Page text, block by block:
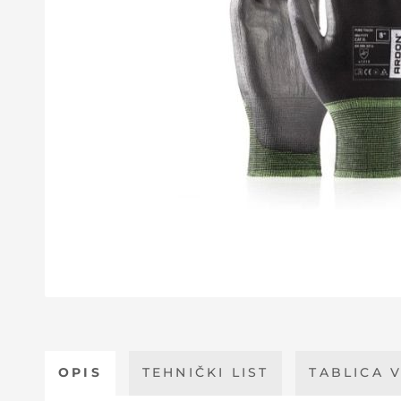
OPIS TEHNIČKI LIST TABLICA